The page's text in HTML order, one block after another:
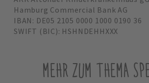
Hamburg Commercial Bank AG
IBAN: DE05 2105 0000 1000 0190 36
SWIFT (BIC): HSHNDEHHXXX
MEHR ZUM THEMA